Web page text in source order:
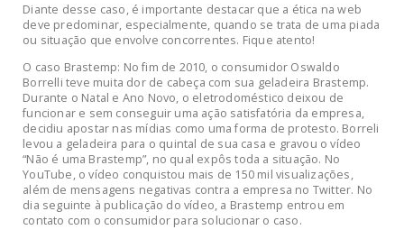
Diante desse caso, é importante destacar que a ética na web
deve predominar, especialmente, quando se trata de uma piada
ou situação que envolve concorrentes. Fique atento!
O caso Brastemp: No fim de 2010, o consumidor Oswaldo
Borrelli teve muita dor de cabeça com sua geladeira Brastemp.
Durante o Natal e Ano Novo, o eletrodoméstico deixou de
funcionar e sem conseguir uma ação satisfatória da empresa,
decidiu apostar nas mídias como uma forma de protesto. Borreli
levou a geladeira para o quintal de sua casa e gravou o vídeo
“Não é uma Brastemp”, no qual expôs toda a situação. No
YouTube, o vídeo conquistou mais de 150 mil visualizações,
além de mensagens negativas contra a empresa no Twitter. No
dia seguinte à publicação do vídeo, a Brastemp entrou em
contato com o consumidor para solucionar o caso.